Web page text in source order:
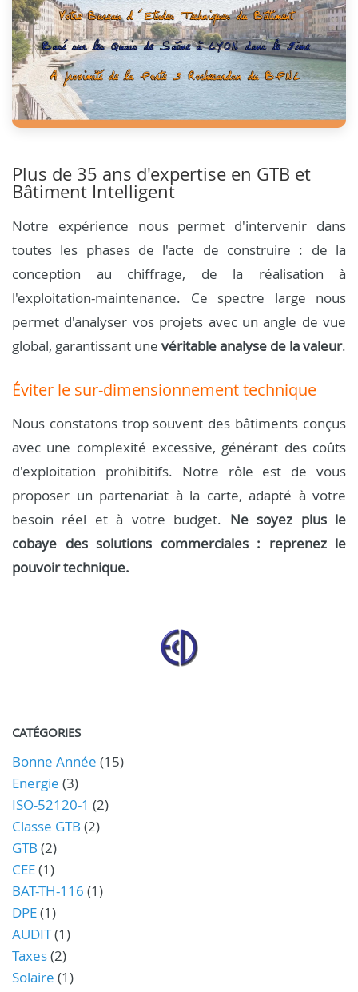
Plus de 35 ans d'expertise en GTB et
Bâtiment Intelligent
Notre expérience nous permet d'intervenir dans
toutes les phases de l'acte de construire : de la
conception au chiffrage, de la réalisation à
l'exploitation-maintenance. Ce spectre large nous
permet d'analyser vos projets avec un angle de vue
global, garantissant une véritable analyse de la valeur.
Éviter le sur-dimensionnement technique
Nous constatons trop souvent des bâtiments conçus
avec une complexité excessive, générant des coûts
d'exploitation prohibitifs. Notre rôle est de vous
proposer un partenariat à la carte, adapté à votre
besoin réel et à votre budget. Ne soyez plus le
cobaye des solutions commerciales : reprenez le
pouvoir technique.
CATÉGORIES
Bonne Année (15)
Energie (3)
ISO-52120-1 (2)
Classe GTB (2)
GTB (2)
CEE(1)
BAT-TH-116 (1)
DPE(1)
AUDIT(1)
Taxes(2)
Solaire (1)